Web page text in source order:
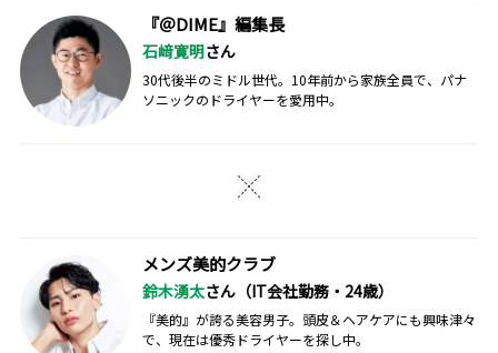
『＠DIME』編集長
石﨑寛明さん
30代後半のミドル世代。10年前から家族全員で、パナ
ソニックのドライヤーを愛用中。
メンズ美的クラブ
鈴木湧太さん（IT会社勤務・24歳）
『美的』が誇る美容男子。頭皮＆ヘアケアにも興味津々
で、現在は優秀ドライヤーを探し中。